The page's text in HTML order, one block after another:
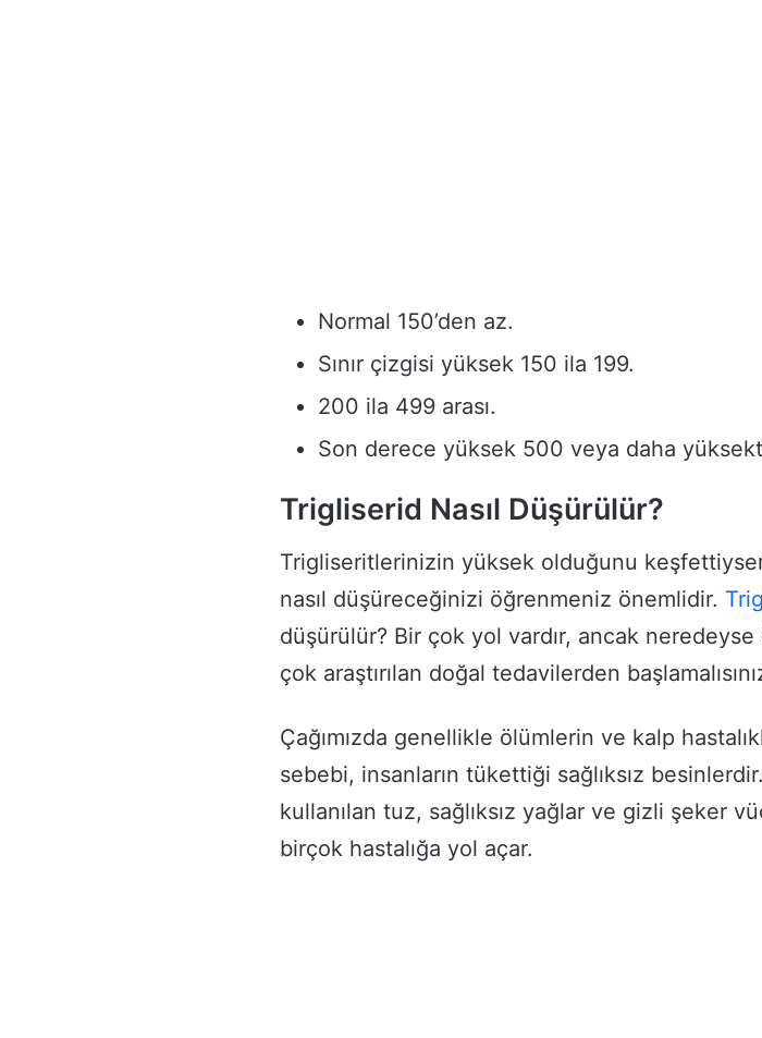
Normal 150’den az.
Sınır çizgisi yüksek 150 ila 199.
200 ila 499 arası.
Son derece yüksek 500 veya daha
Trigliserid Nasıl Düşürülür?
Trigliseritlerinizin yüksek olduğunu
nasıl düşüreceğinizi öğrenmeniz önemlidir.
düşürülür? Bir çok yol vardır, ancak
çok araştırılan doğal tedavilerden
Çağımızda genellikle ölümlerin ve kalp
sebebi, insanların tükettiği sağlıksız
kullanılan tuz, sağlıksız yağlar ve gizli şeker
birçok hastalığa yol açar.